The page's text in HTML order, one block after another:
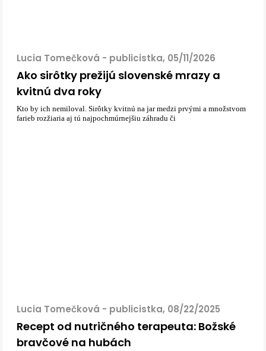
Lucia Tomečková - publicistka, 05/11/2026
Ako sirôtky prežijú slovenské mrazy a
kvitnú dva roky
Kto by ich nemiloval. Sirôtky kvitnú na jar medzi prvými a množstvom
farieb rozžiaria aj tú najpochmúrnejšiu záhradu či
Lucia Tomečková - publicistka, 08/22/2025
Recept od nutričného terapeuta: Božské
bravčové na hubách